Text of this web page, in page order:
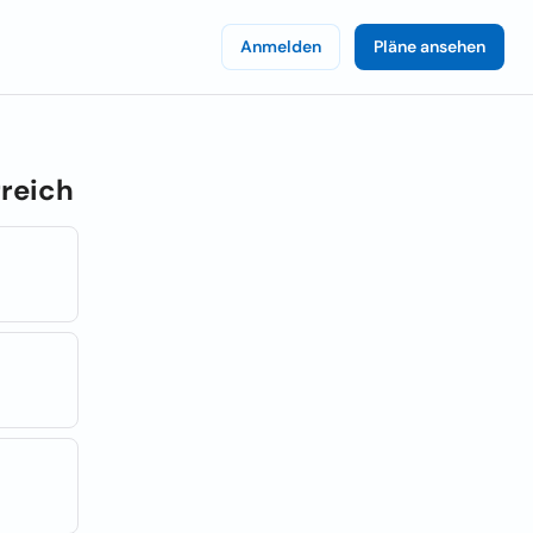
Anmelden Pläne ansehen